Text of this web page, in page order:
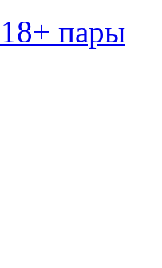
18+ пары